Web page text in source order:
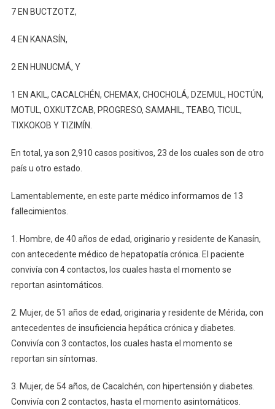
7 EN BUCTZOTZ,
4 EN KANASÍN,
2 EN HUNUCMÁ, Y
1 EN AKIL, CACALCHÉN, CHEMAX, CHOCHOLÁ, DZEMUL, HOCTÚN,
MOTUL, OXKUTZCAB, PROGRESO, SAMAHIL, TEABO, TICUL,
TIXKOKOB Y TIZIMÍN.
En total, ya son 2,910 casos positivos, 23 de los cuales son de otro
país u otro estado.
Lamentablemente, en este parte médico informamos de 13
fallecimientos.
1. Hombre, de 40 años de edad, originario y residente de Kanasín,
con antecedente médico de hepatopatía crónica. El paciente
convivía con 4 contactos, los cuales hasta el momento se
reportan asintomáticos.
2. Mujer, de 51 años de edad, originaria y residente de Mérida, con
antecedentes de insuficiencia hepática crónica y diabetes.
Convivía con 3 contactos, los cuales hasta el momento se
reportan sin síntomas.
3. Mujer, de 54 años, de Cacalchén, con hipertensión y diabetes.
Convivía con 2 contactos, hasta el momento asintomáticos.